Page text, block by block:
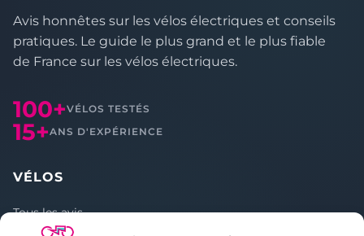
Avis honnêtes sur les vélos électriques et conseils
pratiques. Le guide le plus grand et le plus fiable
de France sur les vélos électriques.
100+VÉLOS TESTÉS
15+ANS D'EXPÉRIENCE
VÉLOS
Tous les avis
Comparer